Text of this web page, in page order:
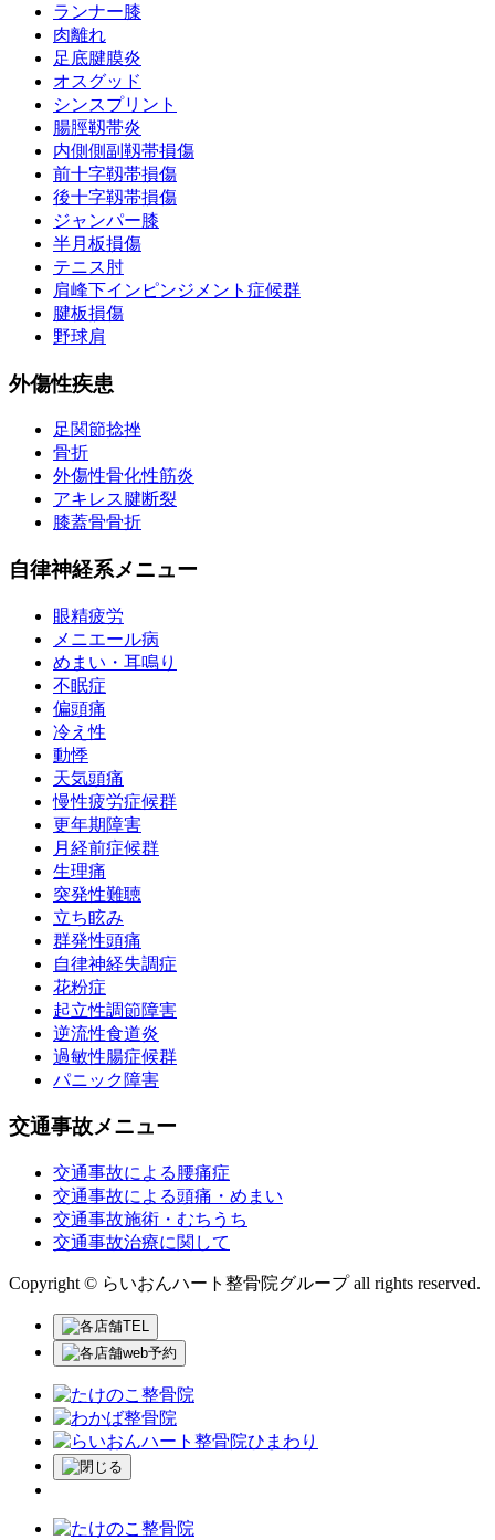
ランナー膝
肉離れ
足底腱膜炎
オスグッド
シンスプリント
腸脛靱帯炎
内側側副靱帯損傷
前十字靱帯損傷
後十字靱帯損傷
ジャンパー膝
半月板損傷
テニス肘
肩峰下インピンジメント症候群
腱板損傷
野球肩
外傷性疾患
足関節捻挫
骨折
外傷性骨化性筋炎
アキレス腱断裂
膝蓋骨骨折
自律神経系メニュー
眼精疲労
メニエール病
めまい・耳鳴り
不眠症
偏頭痛
冷え性
動悸
天気頭痛
慢性疲労症候群
更年期障害
月経前症候群
生理痛
突発性難聴
立ち眩み
群発性頭痛
自律神経失調症
花粉症
起立性調節障害
逆流性食道炎
過敏性腸症候群
パニック障害
交通事故メニュー
交通事故による腰痛症
交通事故による頭痛・めまい
交通事故施術・むちうち
交通事故治療に関して
Copyright © らいおんハート整骨院グループ all rights reserved.